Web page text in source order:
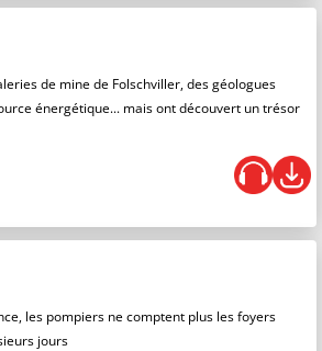
de mine de Folschviller, des géologues
énergétique... mais ont découvert un trésor
les pompiers ne comptent plus les foyers
jours